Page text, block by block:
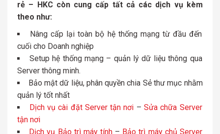
rẻ – HKC còn cung cấp tất cả các dịch vụ kèm
theo như:
Nâng cấp lại toàn bộ hệ thống mạng từ đầu đến
cuối cho Doanh nghiệp
Setup hệ thống mạng – quản lý dữ liệu thông qua
Server thông minh.
Bảo mật dữ liệu, phân quyền chia Sẻ thư mục nhằm
quản lý tốt nhất
Dịch vụ cài đặt Server tận nơi –Sửa chữa Server
tận nơi
Dịch vụ Bảo trì máy tính – Bảo trì máy chủ Server